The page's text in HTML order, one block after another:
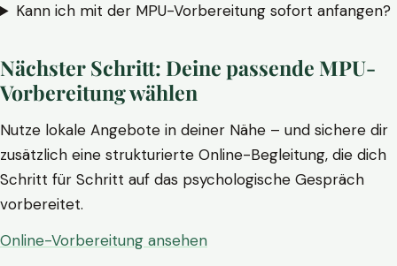
Kann ich mit der MPU-Vorbereitung sofort anfangen?
Nächster Schritt: Deine passende MPU-
Vorbereitung wählen
Nutze lokale Angebote in deiner Nähe – und sichere dir
zusätzlich eine strukturierte Online-Begleitung, die dich
Schritt für Schritt auf das psychologische Gespräch
vorbereitet.
Online-Vorbereitung ansehen